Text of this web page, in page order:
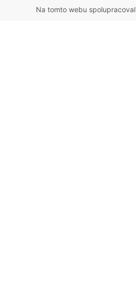
Na tomto webu spolupracoval